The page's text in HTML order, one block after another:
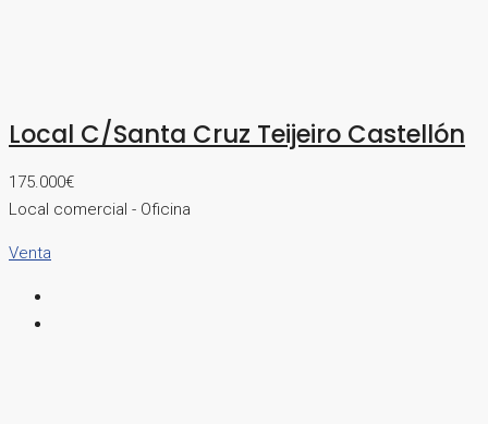
Local C/Santa Cruz Teijeiro Castellón
175.000€
Local comercial - Oficina
Venta